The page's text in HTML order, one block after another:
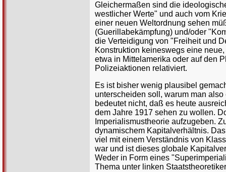
Gleichermaßen sind die
westlicher Werte" und auch vom
einer neuen Weltordnung sehen
(Guerillabekämpfung) und/oder
die Verteidigung von "Freiheit und
Konstruktion keineswegs eine
etwa in Mittelamerika oder auf den
Polizeiaktionen relativiert.
Es ist bisher wenig plausibel
unterscheiden soll, warum man
bedeutet nicht, daß es heute
dem Jahre 1917 sehen zu wollen.
Imperialismustheorie aufzugeben.
dynamischem Kapitalverhältnis.
viel mit einem Verständnis von
war und ist dieses globale
Weder in Form eines
Thema unter linken